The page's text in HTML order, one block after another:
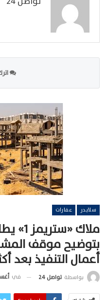
سلايدر عقارات
ملاك
بتوضيح موقف
أعمال التنفيذ بعد أكثر من
بواسطة تواصل 24 في